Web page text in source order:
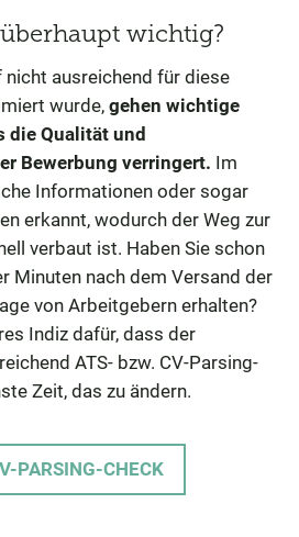
wichtig?
nicht ausreichend für diese
wurde,gehen wichtige
die Qualität und
Bewerbung verringert. Im
Informationen oder sogar
erkannt, wodurch der Weg zur
verbaut ist. Haben Sie schon
Minuten nach dem Versand der
von Arbeitgebern erhalten?
Indiz dafür, dass der
ATS- bzw. CV-Parsing-
Zeit, das zu ändern.
PARSING-CHECK